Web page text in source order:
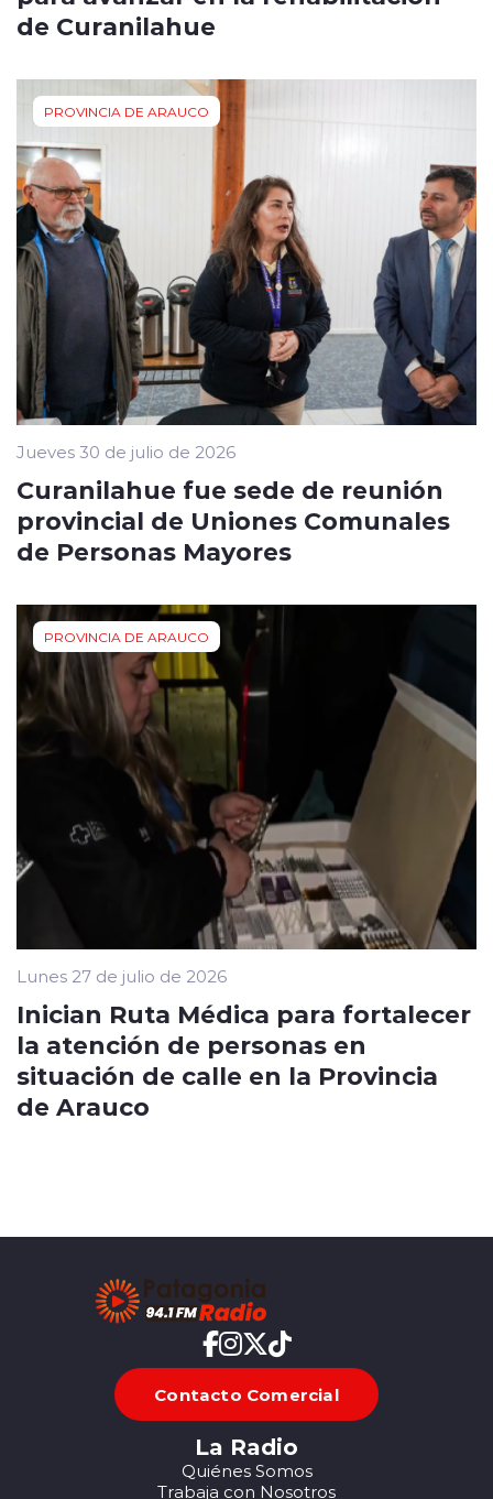
de Curanilahue
PROVINCIA DE ARAUCO
Jueves 30 de julio de 2026
Curanilahue fue sede de reunión
provincial de Uniones Comunales
de Personas Mayores
PROVINCIA DE ARAUCO
Lunes 27 de julio de 2026
Inician Ruta Médica para fortalecer
la atención de personas en
situación de calle en la Provincia
de Arauco
Contacto Comercial
La Radio
Quiénes Somos
Trabaja con Nosotros